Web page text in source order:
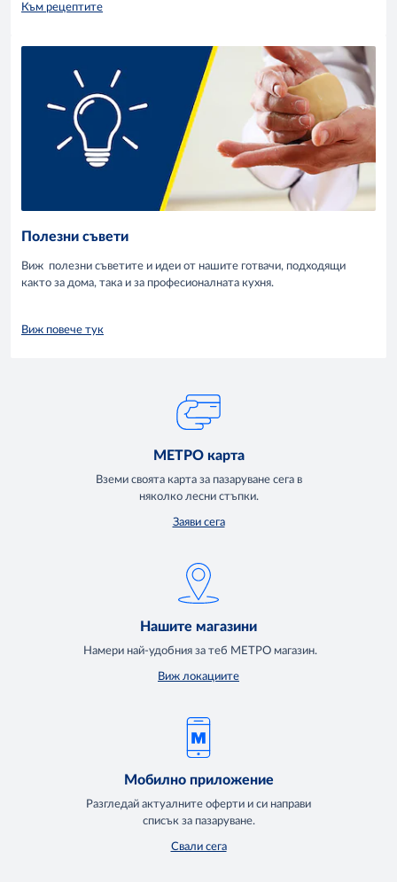
Към рецептите
Полезни съвети
Виж полезни съветите и идеи от нашите готвачи, подходящи
както за дома, така и за професионалната кухня.
Виж повече тук
МЕТРО карта
Вземи своята карта за пазаруване сега в
няколко лесни стъпки.
Заяви сега
Нашите магазини
Намери най-удобния за теб МЕТРО магазин.
Виж локациите
Мобилно приложение
Разгледай актуалните оферти и си направи
списък за пазаруване.
Свали сега